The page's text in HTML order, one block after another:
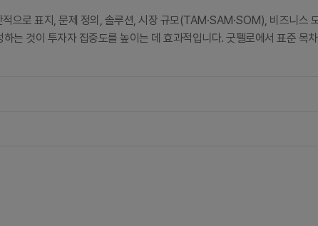
으로 표지, 문제 정의, 솔루션, 시장 규모(TAM·SAM·SOM), 비즈니스
는 것이 투자자 집중도를 높이는 데 효과적입니다. 굿펠로에서 표준 목